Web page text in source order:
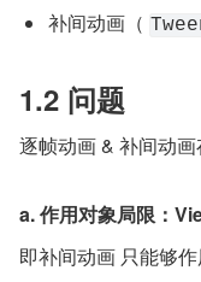
补间动画（
1.2 问题
逐帧动画 & 补间动画
a. 作用对象局限：
即补间动画 只能够